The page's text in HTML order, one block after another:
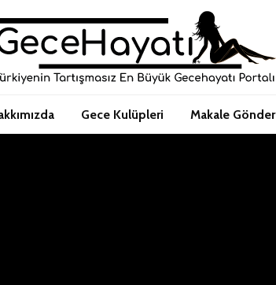
Gece Kulüpleri Makale Gönder